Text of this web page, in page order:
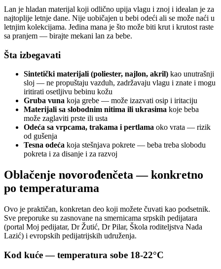
Lan je hladan materijal koji odlično upija vlagu i znoj i idealan je za
najtoplije letnje dane. Nije uobičajen u bebi odeći ali se može naći u
letnjim kolekcijama. Jedina mana je što može biti krut i krutost raste
sa pranjem — birajte mekani lan za bebe.
Šta izbegavati
Sintetički materijali (poliester, najlon, akril) kao unutrašnji
sloj — ne propuštaju vazduh, zadržavaju vlagu i znate i mogu
iritirati osetljivu bebinu kožu
Gruba vuna koja grebe — može izazvati osip i iritaciju
Materijali sa slobodnim nitima ili ukrasima koje beba
može zaglaviti prste ili usta
Odeća sa vrpcama, trakama i pertlama oko vrata — rizik
od gušenja
Tesna odeća koja stešnjava pokrete — beba treba slobodu
pokreta i za disanje i za razvoj
Oblačenje novorođenčeta — konkretno
po temperaturama
Ovo je praktičan, konkretan deo koji možete čuvati kao podsetnik.
Sve preporuke su zasnovane na smernicama srpskih pedijatara
(portal Moj pedijatar, Dr Žutić, Dr Pilar, Škola roditeljstva Nada
Lazić) i evropskih pedijatrijskih udruženja.
Kod kuće — temperatura sobe 18-22°C